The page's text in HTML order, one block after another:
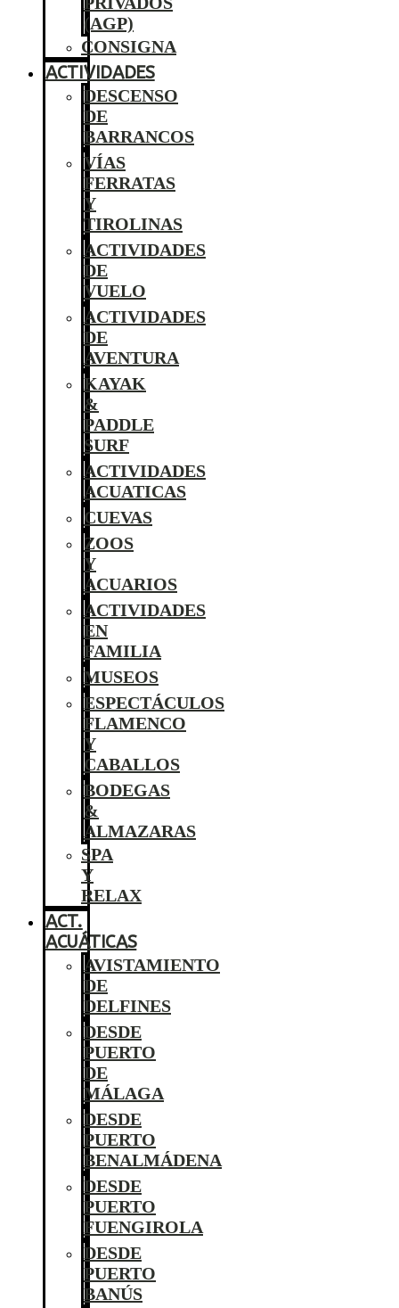
(AGP)
CONSIGNA
ACTIVIDADES
DESCENSO
DE
BARRANCOS
VÍAS
FERRATAS
Y
TIROLINAS
ACTIVIDADES
DE
VUELO
ACTIVIDADES
DE
AVENTURA
KAYAK
&
PADDLE
SURF
ACTIVIDADES
ACUATICAS
CUEVAS
ZOOS
Y
ACUARIOS
ACTIVIDADES
EN
FAMILIA
MUSEOS
ESPECTÁCULOS
FLAMENCO
Y
CABALLOS
BODEGAS
&
ALMAZARAS
SPA
Y
RELAX
ACT.
ACUÁTICAS
AVISTAMIENTO
DE
DELFINES
DESDE
PUERTO
DE
MÁLAGA
DESDE
PUERTO
BENALMÁDENA
DESDE
PUERTO
FUENGIROLA
DESDE
PUERTO
BANÚS